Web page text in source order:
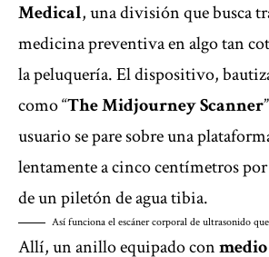
Medical, una división que busca
medicina preventiva en algo tan
la peluquería. El dispositivo,
como “The Midjourney Scanner
usuario se pare sobre una
lentamente a cinco centímetros
de un piletón de agua tibia.
Así funciona el escáner corporal de ultrasonido
Allí, un anillo equipado con